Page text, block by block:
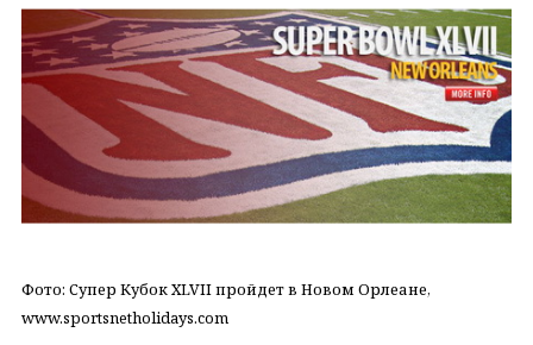
Фото: Супер Кубок XLVII пройдет в Новом Орлеане,
www.sportsnetholidays.com